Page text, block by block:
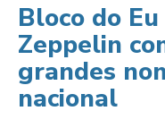
Bloco do
Zeppelin
grandes
nacional